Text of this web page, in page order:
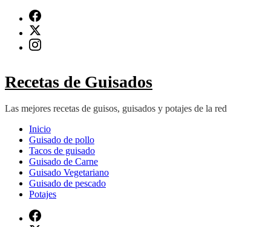
contenido
(presiona
Recetas de Guisados
Las mejores recetas de guisos, guisados y potajes de la red
Inicio
Guisado de pollo
Tacos de guisado
Guisado de Carne
Guisado Vegetariano
Guisado de pescado
Potajes